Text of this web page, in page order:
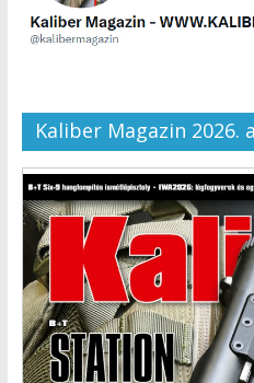
Kaliber Magazin 2026.